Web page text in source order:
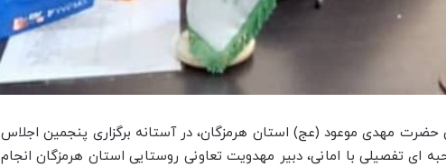
حضرت مهدی موعود (عج) استان هرمزگان، در آستانه برگزاری پنجمین اجلاس
ای تفصیلی با امانی، دبیر مهدویت تعاونی روستایی استان هرمزگان انجام